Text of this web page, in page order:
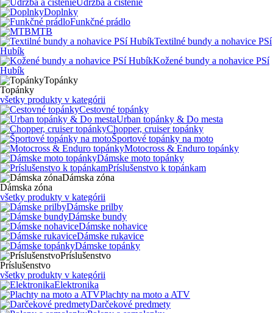
Údržba a čistenie
Doplnky
Funkčné prádlo
MTB
Textilné bundy a nohavice PSí
Hubík
Kožené bundy a nohavice PSí
Hubík
Topánky
Topánky
všetky produkty v kategórii
Cestovné topánky
Urban topánky & Do mesta
Chopper, cruiser topánky
Športové topánky na moto
Motocross & Enduro topánky
Dámske moto topánky
Príslušenstvo k topánkam
Dámska zóna
Dámska zóna
všetky produkty v kategórii
Dámske prilby
Dámske bundy
Dámske nohavice
Dámske rukavice
Dámske topánky
Príslušenstvo
Príslušenstvo
všetky produkty v kategórii
Elektronika
Plachty na moto a ATV
Darčekové predmety